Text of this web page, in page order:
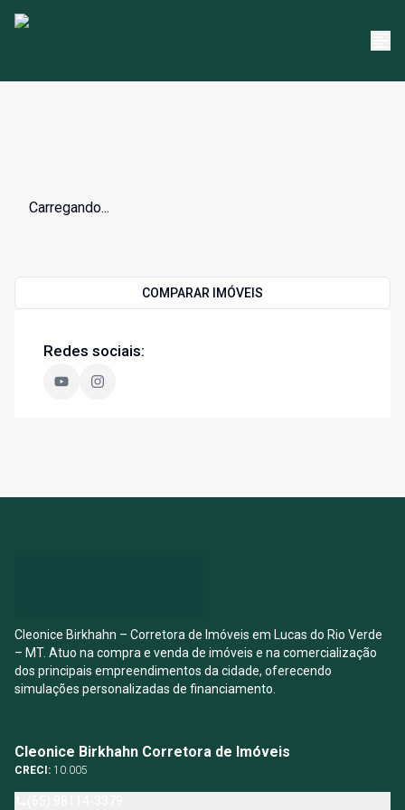
Carregando...
COMPARAR IMÓVEIS
Redes sociais:
Cleonice Birkhahn – Corretora de Imóveis em Lucas do Rio Verde
– MT. Atuo na compra e venda de imóveis e na comercialização
dos principais empreendimentos da cidade, oferecendo
simulações personalizadas de financiamento.
Cleonice Birkhahn Corretora de Imóveis
CRECI: 10.005